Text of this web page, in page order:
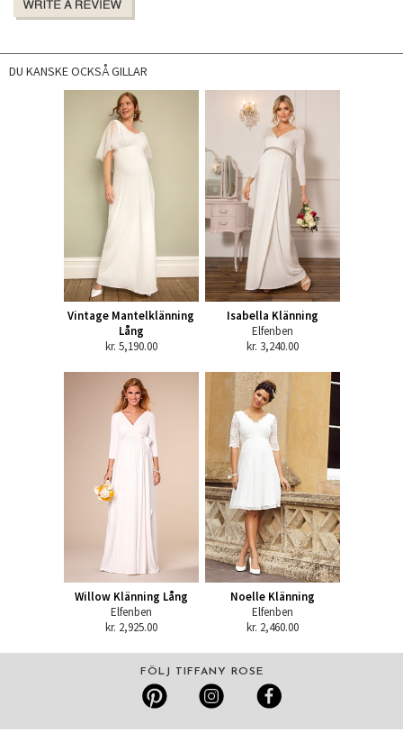
DU KANSKE OCKSÅ GILLAR
Vintage Mantelklänning
Lång
kr. 5,190.00
Isabella Klänning
Elfenben
kr. 3,240.00
Willow Klänning Lång
Elfenben
kr. 2,925.00
Noelle Klänning
Elfenben
kr. 2,460.00
FÖLJ TIFFANY ROSE